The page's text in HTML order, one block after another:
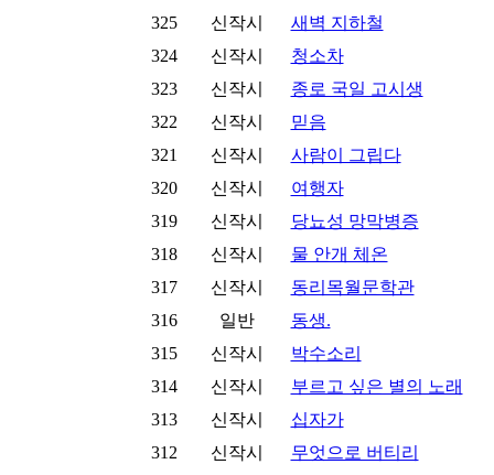
325
신작시
새벽 지하철
324
신작시
청소차
323
신작시
종로 국일 고시생
322
신작시
믿음
321
신작시
사람이 그립다
320
신작시
여행자
319
신작시
당뇨성 망막병증
318
신작시
물 안개 체온
317
신작시
동리목월문학관
316
일반
동생.
315
신작시
박수소리
314
신작시
부르고 싶은 별의 노래
313
신작시
십자가
312
신작시
무엇으로 버티리